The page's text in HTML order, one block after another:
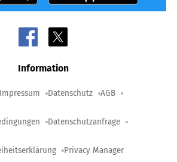
Information
Impressum Datenschutz AGB
Datenschutzanfrage
Privacy Manager